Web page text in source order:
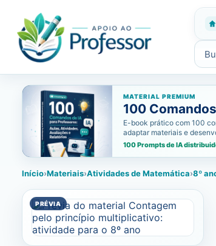
MATERIAL PREMIUM
100
E-book prático com 100
adaptar materiais e
100 Prompts de IA
Início›Materiais›Atividades de Matemática›8º